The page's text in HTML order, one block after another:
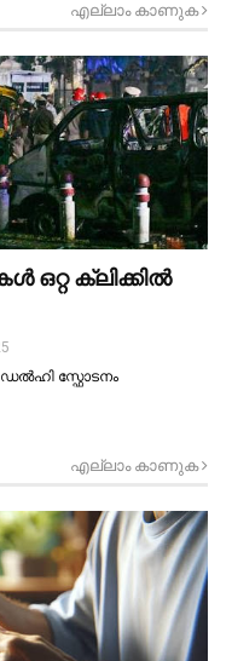
എല്ലാം കാണുക
ഒറ്റ ക്ലിക്കിൽ
ഡല്‍ഹി സ്ഫോടനം
എല്ലാം കാണുക